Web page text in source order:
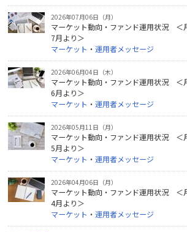
2026年07月06日（月）
マーケット動向・ファンド運用状況 ＜
7月より＞
マーケット ・運用者メッセージ
2026年06月04日（木）
マーケット動向・ファンド運用状況 ＜
6月より＞
マーケット ・運用者メッセージ
2026年05月11日（月）
マーケット動向・ファンド運用状況 ＜
5月より＞
マーケット ・運用者メッセージ
2026年04月06日（月）
マーケット動向・ファンド運用状況 ＜
4月より＞
マーケット ・運用者メッセージ